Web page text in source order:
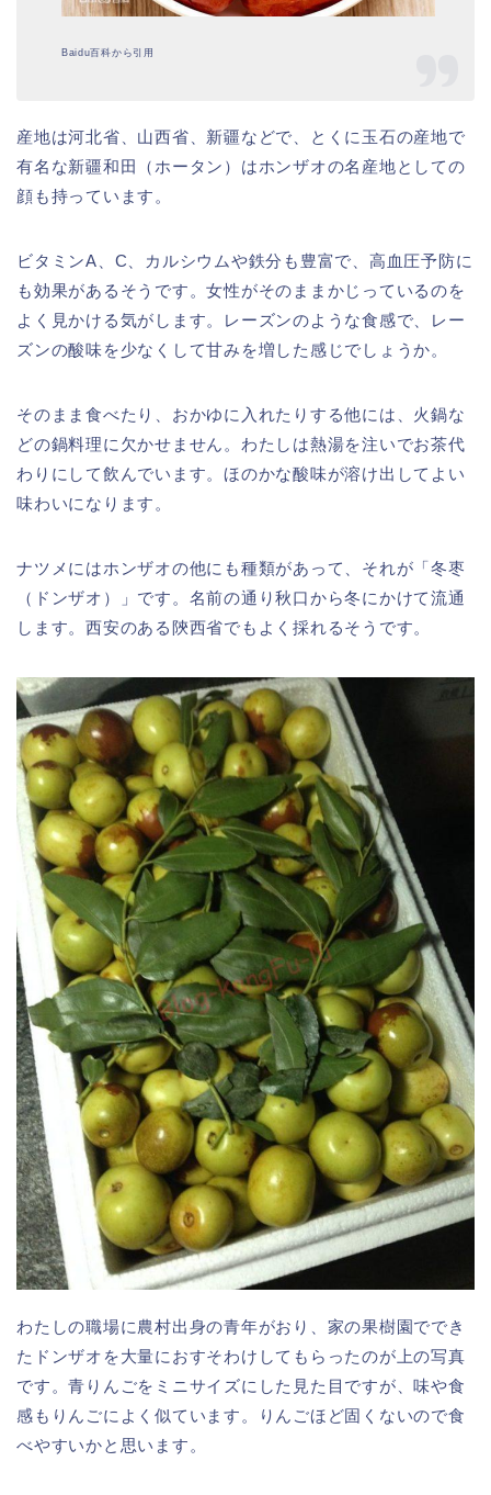
Baidu百科から引用
産地は河北省、山西省、新疆などで、とくに玉石の産地で
有名な新疆和田（ホータン）はホンザオの名産地としての
顔も持っています。
ビタミンA、C、カルシウムや鉄分も豊富で、高血圧予防に
も効果があるそうです。女性がそのままかじっているのを
よく見かける気がします。レーズンのような食感で、レー
ズンの酸味を少なくして甘みを増した感じでしょうか。
そのまま食べたり、おかゆに入れたりする他には、火鍋な
どの鍋料理に欠かせません。わたしは熱湯を注いでお茶代
わりにして飲んでいます。ほのかな酸味が溶け出してよい
味わいになります。
ナツメにはホンザオの他にも種類があって、それが「冬枣
（ドンザオ）」です。名前の通り秋口から冬にかけて流通
します。西安のある陝西省でもよく採れるそうです。
わたしの職場に農村出身の青年がおり、家の果樹園ででき
たドンザオを大量におすそわけしてもらったのが上の写真
です。青りんごをミニサイズにした見た目ですが、味や食
感もりんごによく似ています。りんごほど固くないので食
べやすいかと思います。